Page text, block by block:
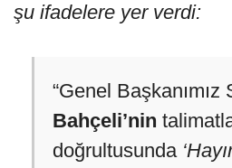
şu ifadelere yer verdi:
“Genel Başkanımız
Bahçeli’nin
doğrultusunda